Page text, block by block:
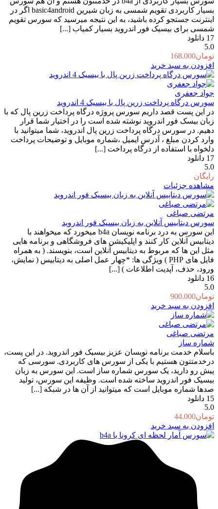
بسیار کاربردی تقویم شمسی به زبان شیرین basic4android اگر در
اینترنت جستجو کرده باشید، به این نتیجه میرسید که سورس تقویم
شمسی برای بیسیک فور اندروید بسیار کمیاب [...]
17 دانلود
5.0
تومان168.000
افزودن به سبد خرید
جواد جعفری
سورس درگاه پرداخت زرین پال با بیسیک 4 اندروید
در این پست قصد داریم سورس پروژه درگاه پرداخت زرین پال که با
زبان بیسک فور اندروید نوشته شده است را در اختیار شما قرار
دهیم. در سورس درگاه پرداخت زرین پال اندروید، شما میتوانید با
وارد کردن مبلغ ، آدرس ایمیل ،شماره موبایل و توضیحات پرداخت
دلخواه با استفاده از درگاه پرداخت [...]
17 دانلود
5.0
رایگان
مشاهده جزئیات
مرتضی صباغی
سورس دیتابیس آنلاین به زبان بیسیک فور اندروید
این سورس به درد برنامه نویسان b4a میخورد که میخواهند با
دیتابیس آنلاین کار کنند و اپلیکیشن های فروشگاهی و برنامه هایی
مثل این ها که مربوط به دیتابیس آنلاین است، بنویسند. ( به همراه
فایل های PHP ) ویژگی ها: *چهار عمل اصلی به دیتابیس ( نمایش،
ورود، حذف، آپدیت اطلاعات ) [...]
16 دانلود
5.0
تومان900.000
افزودن به سبد خرید
مرتضی صباغی
شماره ساز
باسلام خدمت برنامه نویسان عزیز بیسیک فور اندروید. در این پست،
درخدمتتون هستیم با یکی از سورس های کاربردی. سورسی که
پیش رو دارید، یک سورس شماره ساز است. این سورس به زبان
بیسیک فور اندروید ساخته شده است. وظیفه این سورس، تولید
صدها شماره ‏موبایل است که میتوانید از آن ها در شبکه [...]
15 دانلود
5.0
تومان44.000
افزودن به سبد خرید